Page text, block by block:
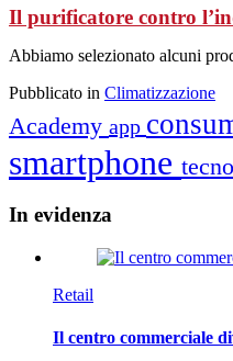
Il purificatore contro
Abbiamo selezionato alcuni
Pubblicato in Climatizzazione
Academy app
smartphone
In evidenza
Retail
Il centro commerciale